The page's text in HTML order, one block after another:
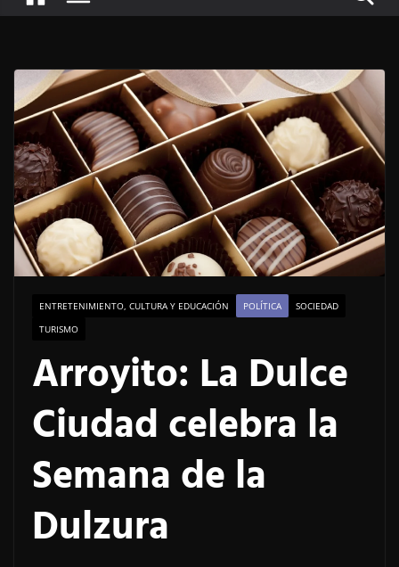
ENTRETENIMIENTO, CULTURA Y EDUCACIÓN POLÍTICA
SOCIEDAD
TURISMO
Arroyito: La Dulce
Ciudad celebra la
Semana de la
Dulzura